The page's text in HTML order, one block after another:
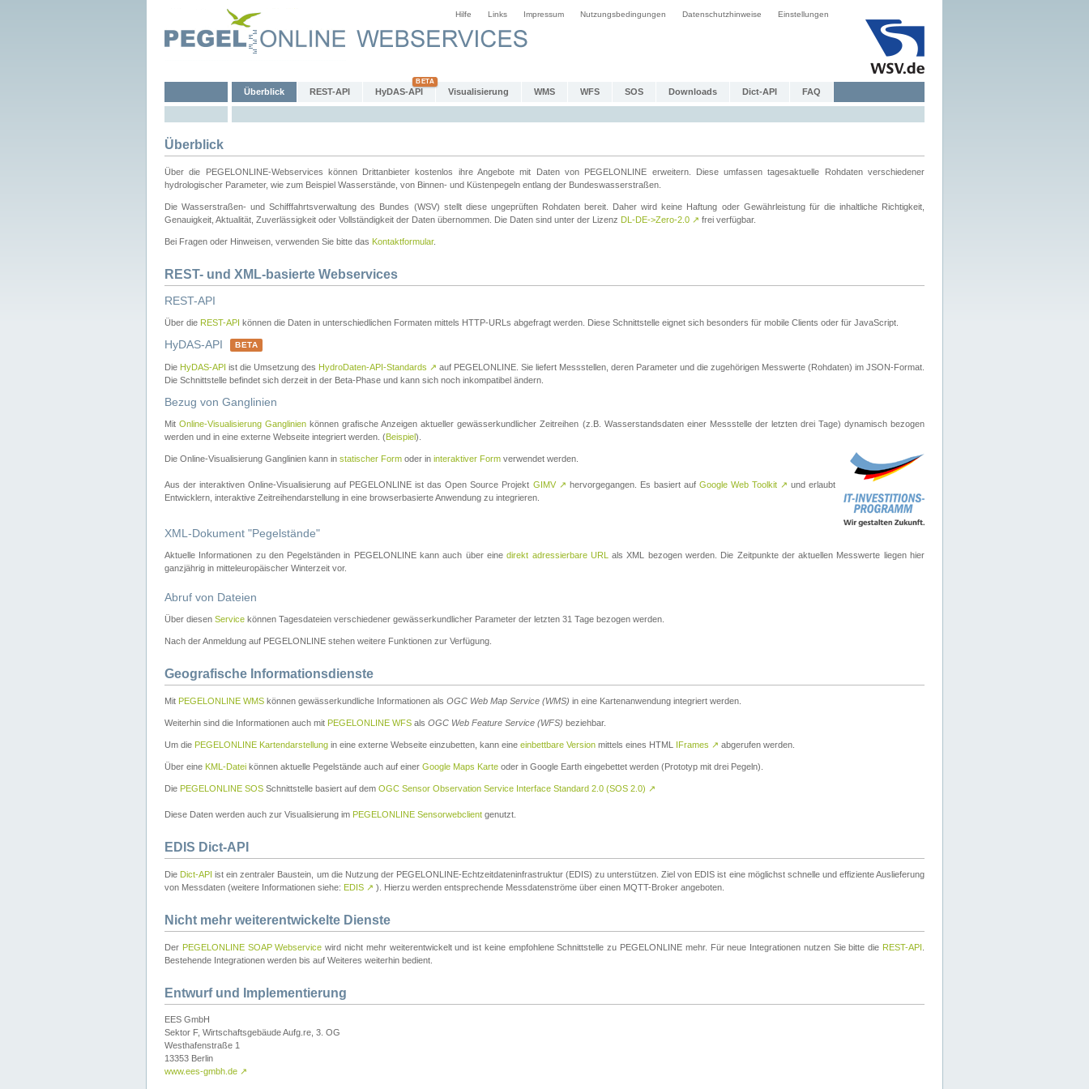
Hilfe Links Impressum Nutzungsbedingungen Datenschutzhinweise Einstellungen
Überblick REST-API HyDAS-API Visualisierung WMS WFS SOS Downloads Dict-API FAQ
Überblick
Über die PEGELONLINE-Webservices können Drittanbieter kostenlos ihre Angebote mit Daten von PEGELONLINE erweitern. Diese umfassen tagesaktuelle Rohdaten verschiedener
hydrologischer Parameter, wie zum Beispiel Wasserstände, von Binnen- und Küstenpegeln entlang der Bundeswasserstraßen.
Die Wasserstraßen- und Schifffahrtsverwaltung des Bundes (WSV) stellt diese ungeprüften Rohdaten bereit. Daher wird keine Haftung oder Gewährleistung für die inhaltliche Richtigkeit,
Genauigkeit, Aktualität, Zuverlässigkeit oder Vollständigkeit der Daten übernommen. Die Daten sind unter der Lizenz DL-DE->Zero-2.0 ↗ frei verfügbar.
Bei Fragen oder Hinweisen, verwenden Sie bitte das Kontaktformular.
REST- und XML-basierte Webservices
REST-API
Über die REST-API können die Daten in unterschiedlichen Formaten mittels HTTP-URLs abgefragt werden. Diese Schnittstelle eignet sich besonders für mobile Clients oder für JavaScript.
HyDAS-API BETA
Die HyDAS-API ist die Umsetzung des HydroDaten-API-Standards ↗ auf PEGELONLINE. Sie liefert Messstellen, deren Parameter und die zugehörigen Messwerte (Rohdaten) im JSON-Format.
Die Schnittstelle befindet sich derzeit in der Beta-Phase und kann sich noch inkompatibel ändern.
Bezug von Ganglinien
MitOnline-Visualisierung Ganglinien können grafische Anzeigen aktueller gewässerkundlicher Zeitreihen (z.B. Wasserstandsdaten einer Messstelle der letzten drei Tage) dynamisch bezogen
werden und in eine externe Webseite integriert werden. (Beispiel).
Die Online-Visualisierung Ganglinien kann in statischer Form oder in interaktiver Form verwendet werden.
Aus der interaktiven Online-Visualisierung auf PEGELONLINE ist das Open Source Projekt GIMV ↗ hervorgegangen. Es basiert auf Google Web Toolkit ↗ und erlaubt
Entwicklern, interaktive Zeitreihendarstellung in eine browserbasierte Anwendung zu integrieren.
XML-Dokument "Pegelstände"
Aktuelle Informationen zu den Pegelständen in PEGELONLINE kann auch über einedirekt adressierbare URL
als XML bezogen werden. Die Zeitpunkte der aktuellen Messwerte liegen hier
ganzjährig in mitteleuropäischer Winterzeit vor.
Abruf von Dateien
Über diesen Service können Tagesdateien verschiedener gewässerkundlicher Parameter der letzten 31 Tage bezogen werden.
Nach der Anmeldung auf PEGELONLINE stehen weitere Funktionen zur Verfügung.
Geografische Informationsdienste
Mit PEGELONLINE WMS können gewässerkundliche Informationen als OGC Web Map Service (WMS) in eine Kartenanwendung integriert werden.
Weiterhin sind die Informationen auch mit PEGELONLINE WFS als OGC Web Feature Service (WFS) beziehbar.
Um die PEGELONLINE Kartendarstellung in eine externe Webseite einzubetten, kann eine einbettbare Version mittels eines HTML IFrames ↗ abgerufen werden.
Über eine KML-Datei können aktuelle Pegelstände auch auf einer Google Maps Karte oder in Google Earth eingebettet werden (Prototyp mit drei Pegeln).
Die PEGELONLINE SOS Schnittstelle basiert auf dem OGC Sensor Observation Service Interface Standard 2.0 (SOS 2.0) ↗
Diese Daten werden auch zur Visualisierung im PEGELONLINE Sensorwebclient genutzt.
EDIS Dict-API
Die Dict-API ist ein zentraler Baustein, um die Nutzung der PEGELONLINE-Echtzeitdateninfrastruktur (EDIS) zu unterstützen. Ziel von EDIS ist eine möglichst schnelle und effiziente Auslieferung
von Messdaten (weitere Informationen siehe: EDIS ↗ ). Hierzu werden entsprechende Messdatenströme über einen MQTT-Broker angeboten.
Nicht mehr weiterentwickelte Dienste
Der PEGELONLINE SOAP Webservice wird nicht mehr weiterentwickelt und ist keine empfohlene Schnittstelle zu PEGELONLINE mehr. Für neue Integrationen nutzen Sie bitte die REST-API
Bestehende Integrationen werden bis auf Weiteres weiterhin bedient.
Entwurf und Implementierung
EES GmbH
Sektor F, Wirtschaftsgebäude Aufg.re, 3. OG
Westhafenstraße 1
13353 Berlin
www.ees-gmbh.de ↗